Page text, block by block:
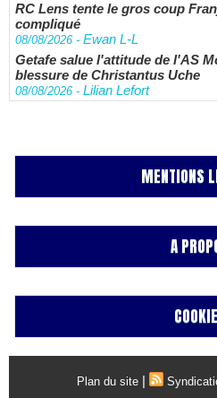
RC Lens tente le gros coup
compliqué
08/08/2026 - Ewan L-L
Getafe salue l'attitude de l'AS
blessure de Christantus Uche
08/08/2026 - Lilian Lefort
MENTIONS
A
Plan du site |